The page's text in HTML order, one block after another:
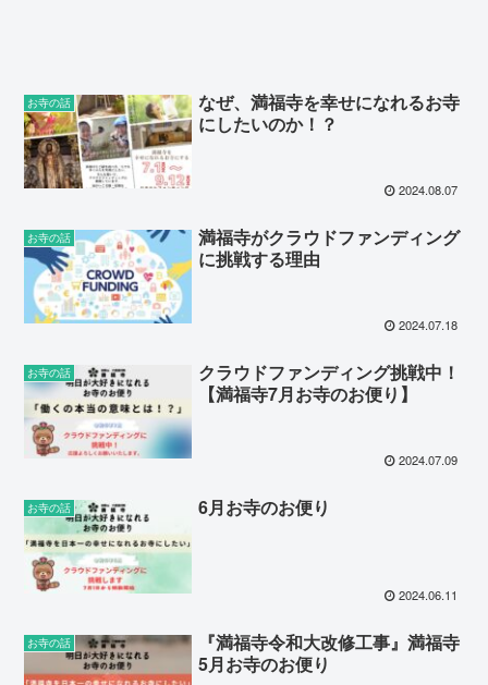
お寺の話
なぜ、満福寺を幸せになれるお寺
にしたいのか！？
2024.08.07
お寺の話
満福寺がクラウドファンディング
に挑戦する理由
2024.07.18
お寺の話
クラウドファンディング挑戦中！
【満福寺7月お寺のお便り】
2024.07.09
お寺の話 6月お寺のお便り
2024.06.11
お寺の話
『満福寺令和大改修工事』満福寺
5月お寺のお便り